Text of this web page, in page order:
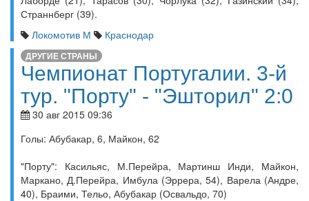
Страннберг (39).
Локомотив М
Краснодар
ДРУГИЕ СТРАНЫ
Чемпионат Португалии. 3-й
тур. "Порту" - "Эшторил" 2:0
30 авг 2015 09:36
Голы: Абубакар, 6, Майкон, 62
"Порту": Касильяс, М.Перейра, Мартинш Инди, Майкон,
Маркано, Д.Перейра, Имбула (Эррера, 54), Варела (Андре,
40), Браими, Тельо, Абубакар (Освальдо, 70)